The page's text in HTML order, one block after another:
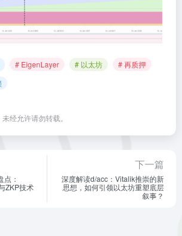
# EigenLayer # 以太坊
# 再质押
经允许请勿转载。
：
ZKP技术
下一篇
深度解读d/acc：Vitalik推崇的新
思想，如何引领以太坊重塑底层
叙事？